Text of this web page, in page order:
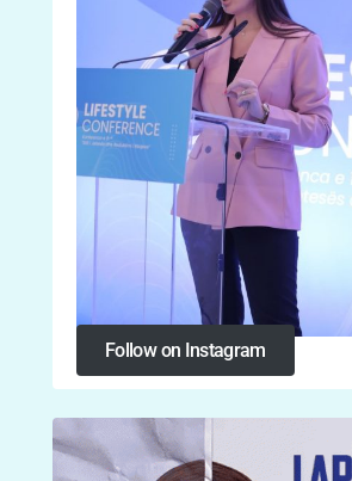
Follow on Instagram
Follow on Instagram